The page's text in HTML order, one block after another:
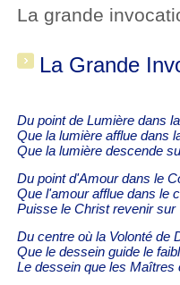
La grande
La Grande
Du point de Lumière dans
Que la lumière afflue dans
Que la lumière descende
Du point d'Amour dans le
Que l'amour afflue dans le
Puisse le Christ revenir sur
Du centre où la Volonté de
Que le dessein guide le
Le dessein que les